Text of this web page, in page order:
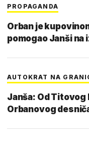
PROPAGANDA
Orban je
pomogao Janši na
AUTOKRAT NA
Janša: Od
Orbanovog